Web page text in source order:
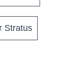
Stratus